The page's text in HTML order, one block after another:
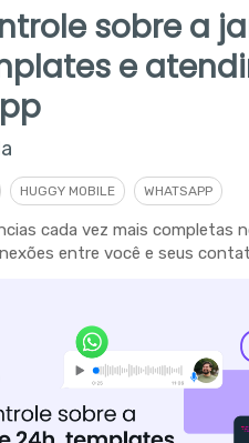
sobre a
e
HUGGY MOBILE WHATSAPP
cada vez mais completas
entre você e seus